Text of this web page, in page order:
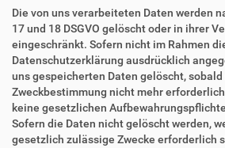
Die von uns verarbeiteten Daten werden
17 und 18 DSGVO gelöscht oder in ihrer
eingeschränkt. Sofern nicht im Rahmen
Datenschutzerklärung ausdrücklich
uns gespeicherten Daten gelöscht,
Zweckbestimmung nicht mehr
keine gesetzlichen
Sofern die Daten nicht gelöscht werden,
gesetzlich zulässige Zwecke erforderlich